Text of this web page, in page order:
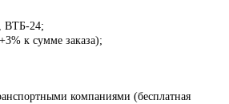
ВТБ-24;
к сумме заказа);
компаниями (бесплатная